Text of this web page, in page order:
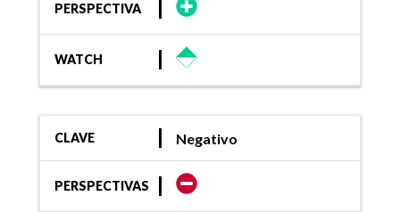
PERSPECTIVA
WATCH
CLAVE Negativo
PERSPECTIVAS